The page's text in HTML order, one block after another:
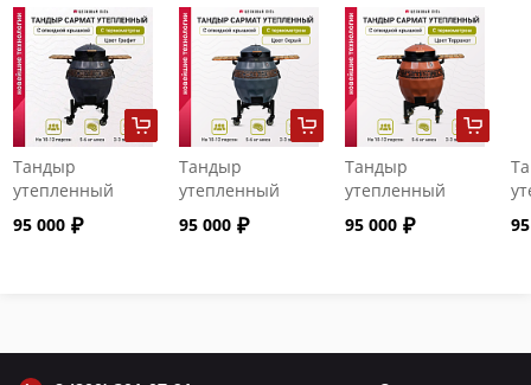
Тандыр
утепленный
"Сармат" с
откидной
95 000
Тандыр
утепленный
"Сармат" с
откидной
95 000
Тандыр
утепленный
"Сармат" с
откидной
95 000